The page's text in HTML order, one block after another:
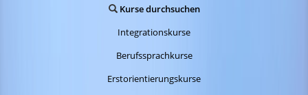
Kurse durchsuchen
Integrationskurse
Berufssprachkurse
Erstorientierungskurse